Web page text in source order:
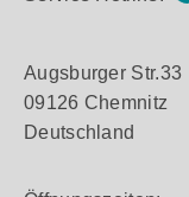
Augsburger Str.33
09126 Chemnitz
Deutschland